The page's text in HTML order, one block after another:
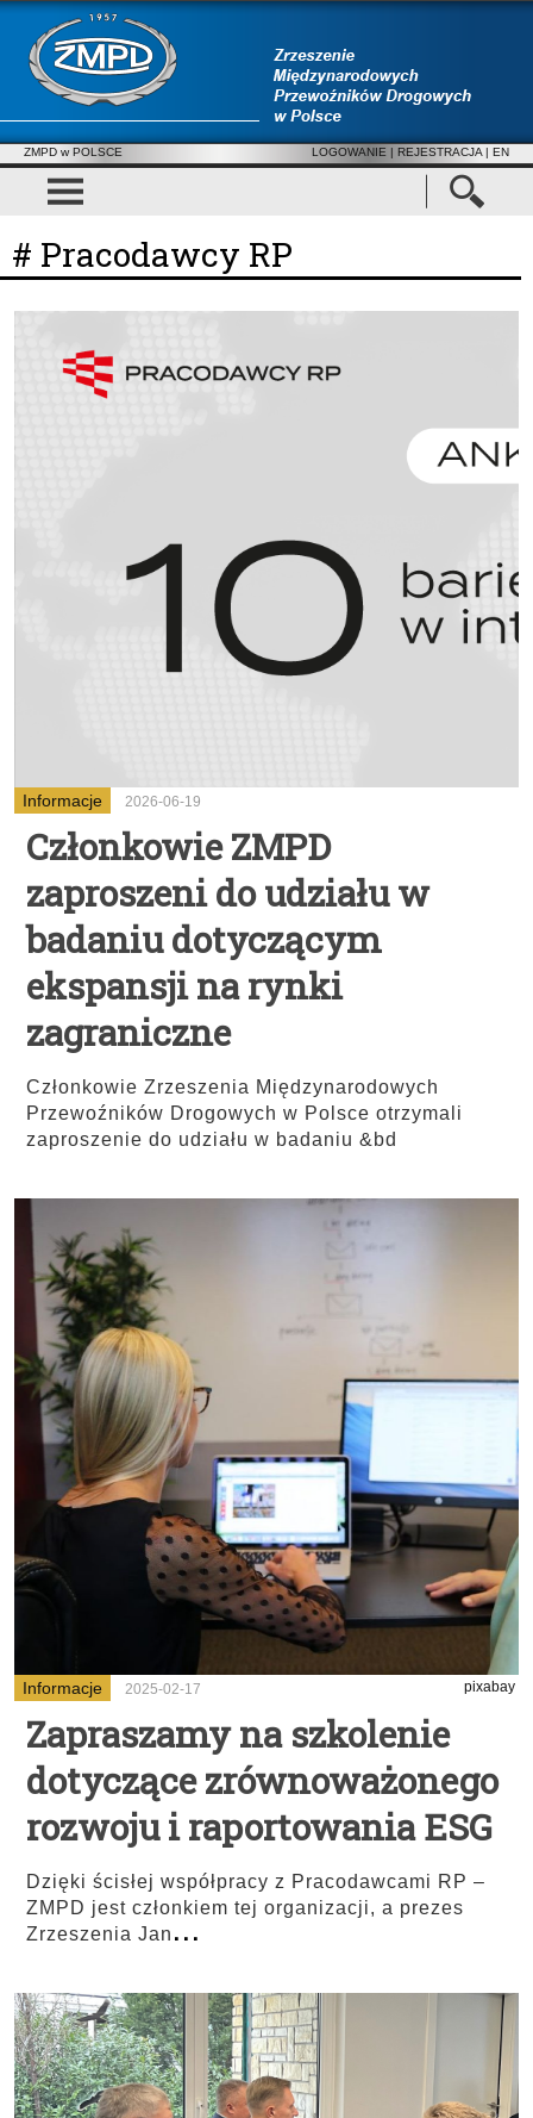
ZMPD w POLSCE LOGOWANIE | REJESTRACJA | EN
# Pracodawcy RP
Informacje 2026-06-19
Członkowie ZMPD
zaproszeni do udziału w
badaniu dotyczącym
ekspansji na rynki
zagraniczne
Członkowie Zrzeszenia Międzynarodowych
Przewoźników Drogowych w Polsce otrzymali
zaproszenie do udziału w badaniu &bd
Informacje 2025-02-17 pixabay
Zapraszamy na szkolenie
dotyczące zrównoważonego
rozwoju i raportowania ESG
Dzięki ścisłej współpracy z Pracodawcami RP –
ZMPD jest członkiem tej organizacji, a prezes
Zrzeszenia Jan...